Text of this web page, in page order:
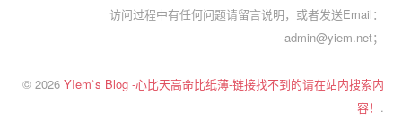
访问过程中有任何问题请留言说明，或者发送Email：
admin@yiem.net；
© 2026 YIem`s Blog -心比天高命比纸薄-链接找不到的请在站内搜索内
容！ .